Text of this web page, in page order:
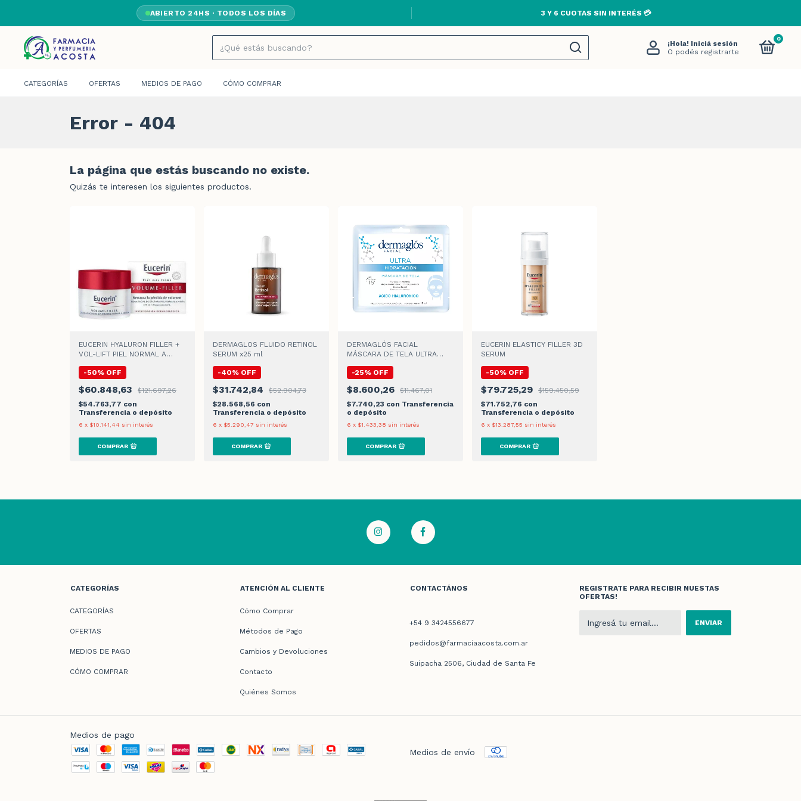
ABIERTO 24HS · TODOS LOS DÍAS 3 Y 6 CUOTAS SIN INTERÉS 💳
¡Hola! Iniciá sesión
O podés registrarte
0
CATEGORÍAS OFERTAS MEDIOS DE PAGO CÓMO COMPRAR
Error - 404
La página que estás buscando no existe.
Quizás te interesen los siguientes productos.
EUCERIN HYALURON FILLER +
VOL-LIFT PIEL NORMAL A
-50% OFF
$60.848,63
$121.697,26
$54.763,77 con
Transferencia o depósito
6 x $10.141,44 sin interés
DERMAGLOS FLUIDO RETINOL
SERUM x25 ml
-40% OFF
$31.742,84
$52.904,73
$28.568,56 con
Transferencia o depósito
6 x $5.290,47 sin interés
DERMAGLÓS FACIAL
MÁSCARA DE TELA ULTRA
-25% OFF
$8.600,26
$11.467,01
$7.740,23 con Transferencia
o depósito
6 x $1.433,38 sin interés
EUCERIN ELASTICY FILLER 3D
SERUM
-50% OFF
$79.725,29
$159.450,59
$71.752,76 con
Transferencia o depósito
6 x $13.287,55 sin interés
CATEGORÍAS
CATEGORÍAS
OFERTAS
MEDIOS DE PAGO
CÓMO COMPRAR
ATENCIÓN AL CLIENTE
Cómo Comprar
Métodos de Pago
Cambios y Devoluciones
Contacto
Quiénes Somos
CONTACTÁNOS
+54 9 3424556677
pedidos@farmaciaacosta.com.ar
Suipacha 2506, Ciudad de Santa Fe
REGISTRATE PARA RECIBIR NUESTAS
OFERTAS!
Medios de pago
Medios de envío